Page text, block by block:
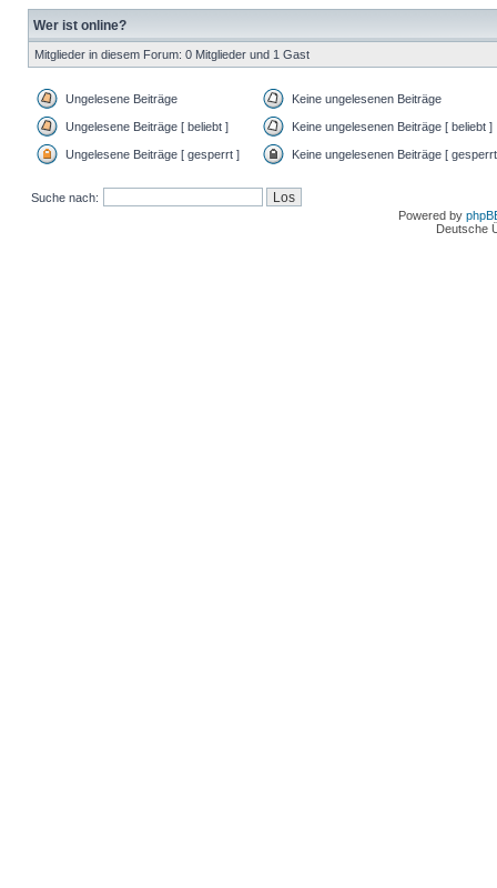
Wer ist online?
Mitglieder in diesem Forum: 0 Mitglieder und 1 Gast
Ungelesene Beiträge Keine ungelesenen Beiträge
Ungelesene Beiträge [ beliebt ] Keine ungelesenen Beiträge [ beliebt ]
Ungelesene Beiträge [ gesperrt ] Keine ungelesenen Beiträge [
Suche nach:
Powered by
Deutsche